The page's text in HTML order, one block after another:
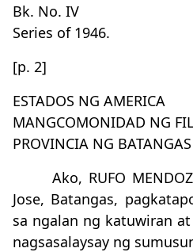
Bk. No. IV
Series of 1946.
[p. 2]
ESTADOS NG AMERICA
MANGCOMONIDAD NG
PROVINCIA NG BATANGAS
Ako, RUFO
Jose, Batangas,
sa ngalan ng katuwiran
nagsasalaysay ng